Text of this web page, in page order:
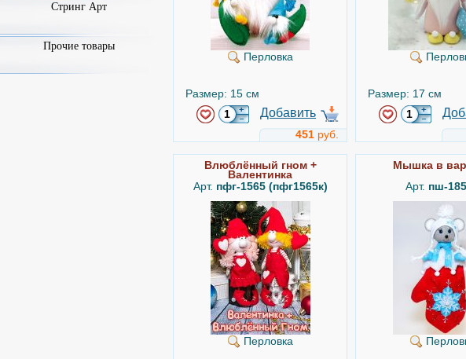
Перловка
Размер: 15 см
Добавить
451 руб.
Размер: 17 см
Влюблённый гном +
Валентинка
Арт. пфг-1565 (пфг1565к)
Перловка
Мышка в
Арт. пш-
Стринг Арт
Прочие товары